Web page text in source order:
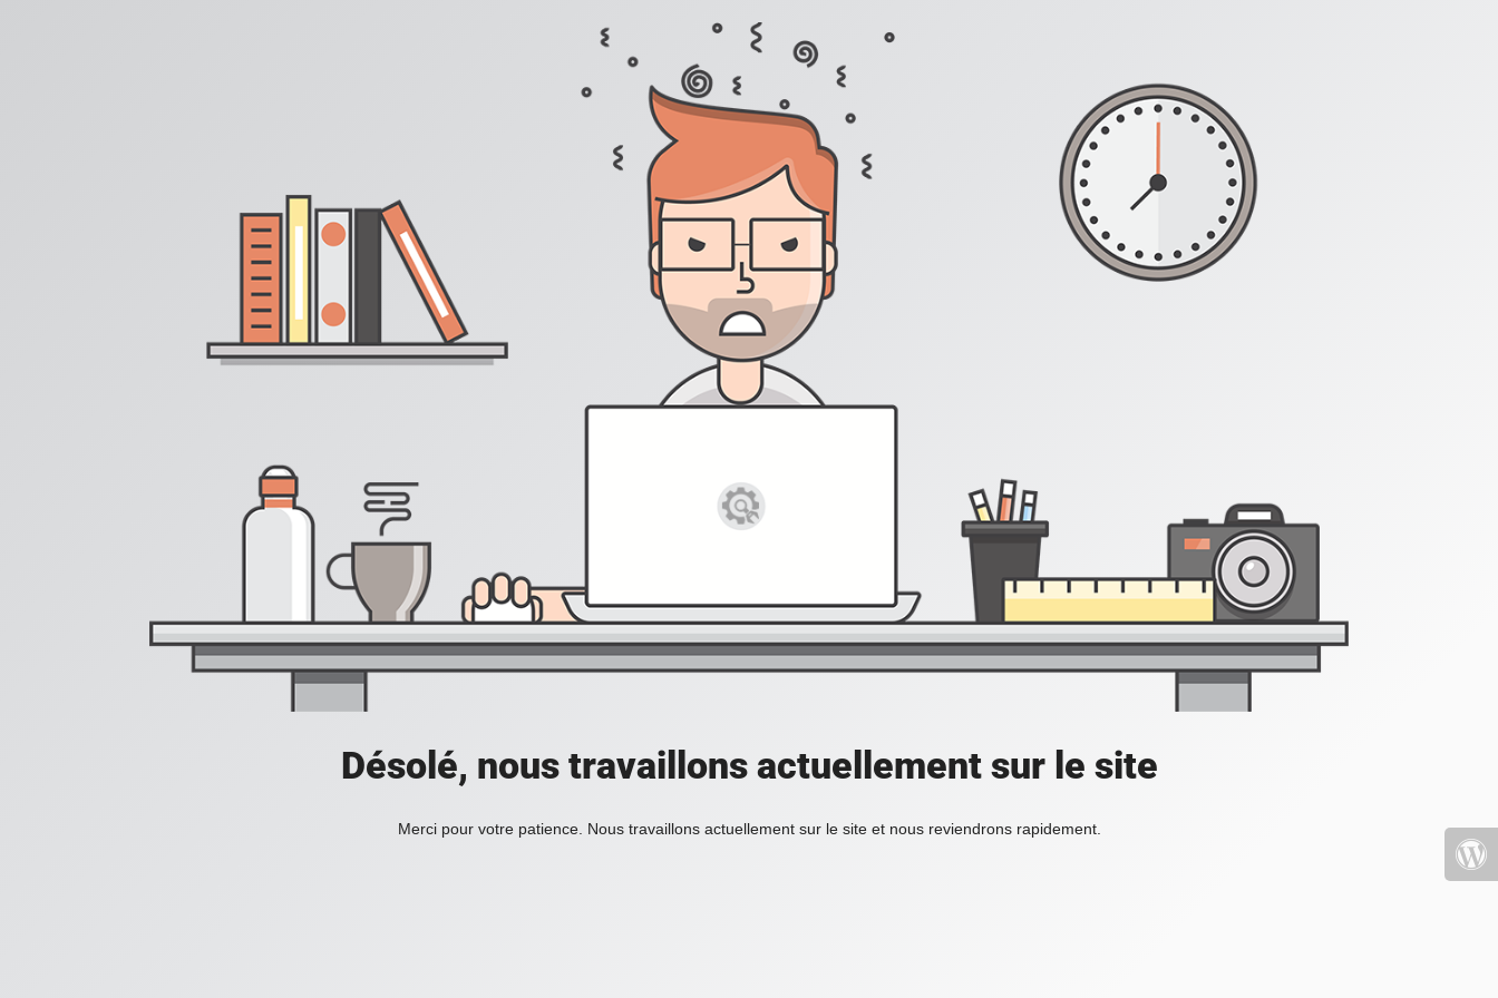
Désolé, nous travaillons actuellement sur le site
Merci pour votre patience. Nous travaillons actuellement sur le site et nous reviendrons rapidement.